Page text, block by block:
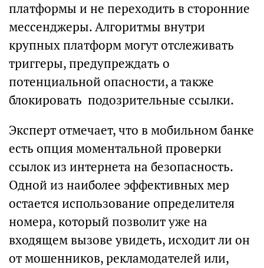
платформы и не переходить в сторонние
мессенджеры. Алгоритмы внутри
крупных платформ могут отслеживать
триггеры, предупреждать о
потенциальной опасности, а также
блокировать подозрительные ссылки.
Эксперт отмечает, что в мобильном банке
есть опция моментальной проверки
ссылок из интернета на безопасность.
Одной из наиболее эффективных мер
остается использование определителя
номера, который позволит уже на
входящем вызове увидеть, исходит ли он
от мошенников, рекламодателей или,